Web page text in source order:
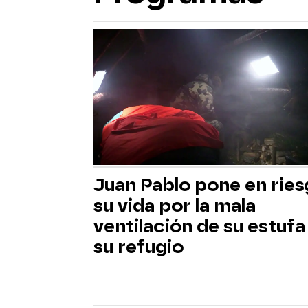
Juan Pablo pone en
su vida por la mala
ventilación de su estufa
su refugio